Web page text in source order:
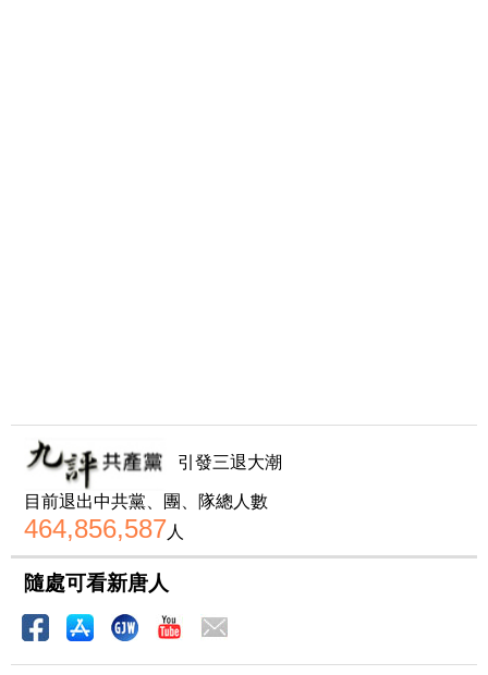
引發三退大潮
目前退出中共黨、團、隊總人數
464,856,587人
隨處可看新唐人